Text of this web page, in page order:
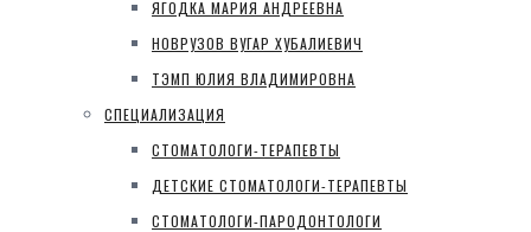
ЯГОДКА МАРИЯ АНДРЕЕВНА
НОВРУЗОВ ВУГАР ХУБАЛИЕВИЧ
ТЭМП ЮЛИЯ ВЛАДИМИРОВНА
СПЕЦИАЛИЗАЦИЯ
СТОМАТОЛОГИ-ТЕРАПЕВТЫ
ДЕТСКИЕ СТОМАТОЛОГИ-ТЕРАПЕВТЫ
СТОМАТОЛОГИ-ПАРОДОНТОЛОГИ